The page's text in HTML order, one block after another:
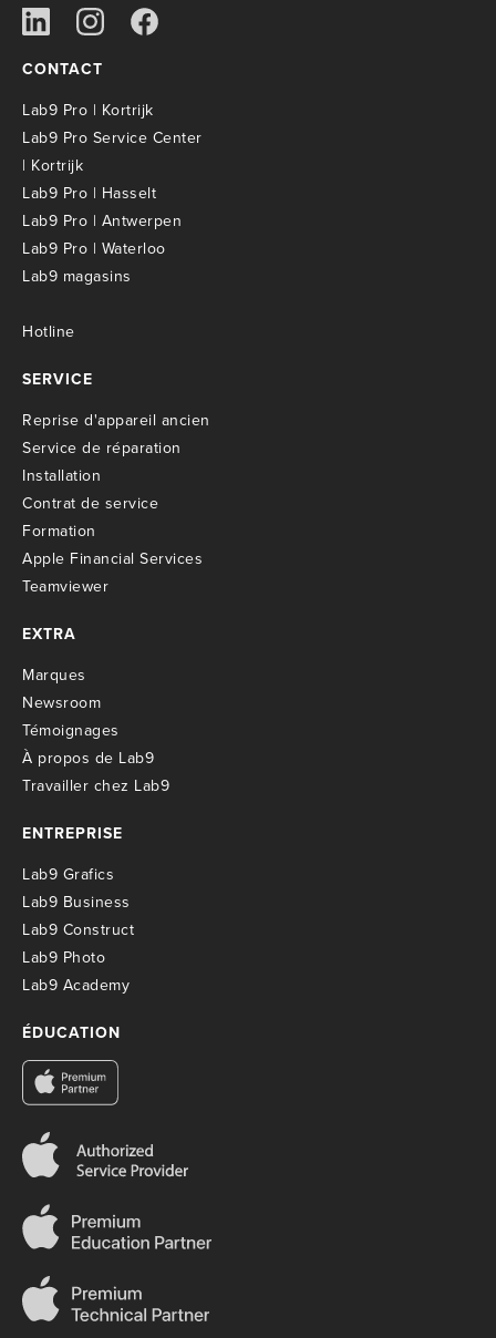
CONTACT
Lab9 Pro | Kortrijk
Lab9 Pro Service Center
| Kortrijk
Lab9 Pro | Hasselt
Lab9 Pro | Antwerpen
Lab9 Pro | Waterloo
Lab9 magasins
Hotline
SERVICE
Reprise d'appareil ancien
Service de réparation
Installation
Contrat de service
Formation
Apple Financial Services
Teamviewer
EXTRA
Marques
Newsroom
Témoignages
À propos de Lab9
Travailler chez Lab9
ENTREPRISE
Lab9 Grafics
Lab9 Business
Lab9 Construct
Lab9 Photo
Lab9 Academy
ÉDUCATION